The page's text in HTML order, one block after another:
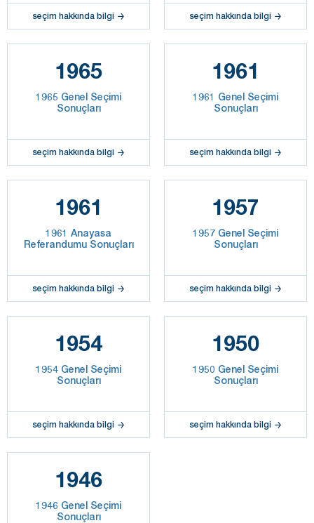
seçim hakkında bilgi seçim hakkında bilgi
1965
1965 Genel Seçimi
Sonuçları
seçim hakkında bilgi
1961
1961 Genel Seçimi
Sonuçları
seçim hakkında bilgi
1961
1961 Anayasa
Referandumu Sonuçları
seçim hakkında bilgi
1957
1957 Genel Seçimi
Sonuçları
seçim hakkında bilgi
1954
1954 Genel Seçimi
Sonuçları
seçim hakkında bilgi
1950
1950 Genel Seçimi
Sonuçları
seçim hakkında bilgi
1946
1946 Genel Seçimi
Sonuçları